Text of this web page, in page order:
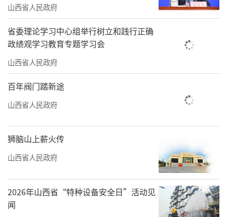
投稿近千篇。”山西中医药大学党委书记郝慧
琴说，此次年会必将营造中医药学与现代医学
之间互相补充、互相交叉、互相整合、取长补
短的生态环境和良好学术氛围，积极推动风湿
免疫性疾病研究领域的繁荣与发展。
开幕式结束后，举行了《中西医结合风湿
山西省人民政府
省委理论学习中心组举行树立和践行正确
政绩观学习教育专题学习会
山西省人民政府
百年阀门踏新途
山西省人民政府
狮脑山上薪火传
山西省人民政府
2026年山西省“特种设备安全日”活动见
闻